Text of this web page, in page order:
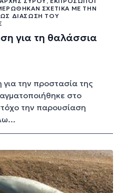
ΣΧΕΤΙΚΆ ΜΕ ΤΗΝ
ΔΙΆΣΩΣΗ ΤΟΥ
για τη θαλάσσια
την προστασία της
στο
την παρουσίαση